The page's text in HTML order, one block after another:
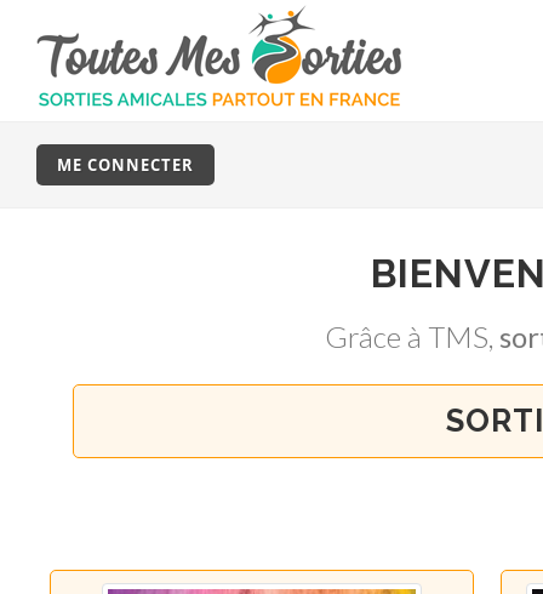
ME CONNECTER
Grâce à TMS,